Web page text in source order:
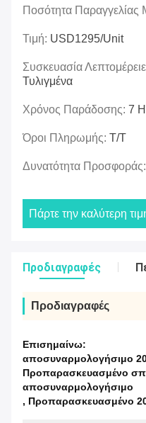
Ποσότητα Παραγγελίας
Τιμή: USD1295/unit
Συσκευασία
Τυλιγμένα
Χρόνος Παράδοσης: 7
Όροι Πληρωμής: Τ/Τ
Δυνατότητα Προσφοράς:
Πάρτε την καλύτερη
Προδιαγραφές
Προδιαγραφές
Επισημαίνω:
αποσυναρμολογήσιμο
Προπαρασκευασμένο
αποσυναρμολογήσιμο
, Προπαρασκευασμένο